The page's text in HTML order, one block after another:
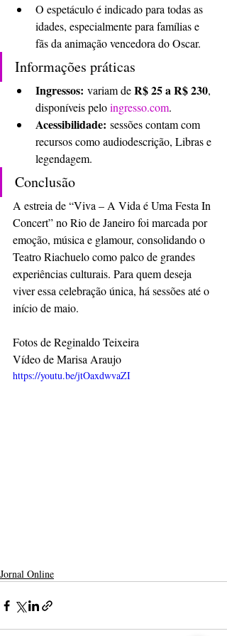
O espetáculo é indicado para todas as
idades, especialmente para famílias e
fãs da animação vencedora do Oscar.
Informações práticas
Ingressos: variam de R$ 25 a R$ 230,
disponíveis pelo ingresso.com.
Acessibilidade: sessões contam com
recursos como audiodescrição, Libras e
legendagem.
Conclusão
A estreia de “Viva – A Vida é Uma Festa In
Concert” no Rio de Janeiro foi marcada por
emoção, música e glamour, consolidando o
Teatro Riachuelo como palco de grandes
experiências culturais. Para quem deseja
viver essa celebração única, há sessões até o
início de maio.
Fotos de Reginaldo Teixeira
Vídeo de Marisa Araujo
https://youtu.be/jtOaxdwvaZI
Jornal Online